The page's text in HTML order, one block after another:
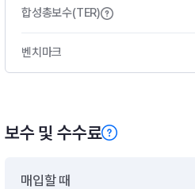
합성총보수(TER)
벤치마크
보수 및 수수료
매입할 때